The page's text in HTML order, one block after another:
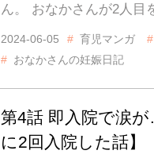
ん。 おなかさんが2人
2024-06-05 育児マンガ
おなかさんの妊娠日記
第4話 即入院で涙
に2回入院した話】